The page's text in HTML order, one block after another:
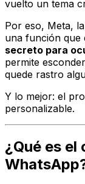
vuelto un tema
Por eso, Meta,
una función que
secreto para
permite
quede rastro
Y lo mejor: el
personalizable.
¿Qué es